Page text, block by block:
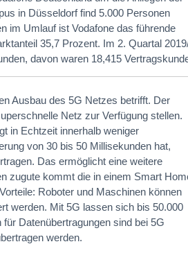
in Düsseldorf find 5.000 Personen
im Umlauf ist Vodafone das führende
35,7 Prozent. Im 2. Quartal
davon waren 18,415
Ausbau des 5G Netzes betrifft. Der
Netz zur Verfügung stellen.
in Echtzeit innerhalb weniger
von 30 bis 50 Millisekunden hat,
Das ermöglicht eine weitere
zugute kommt die in einem Smart
Roboter und Maschinen können
werden. Mit 5G lassen sich bis 50.000
Datenübertragungen sind bei 5G
werden.